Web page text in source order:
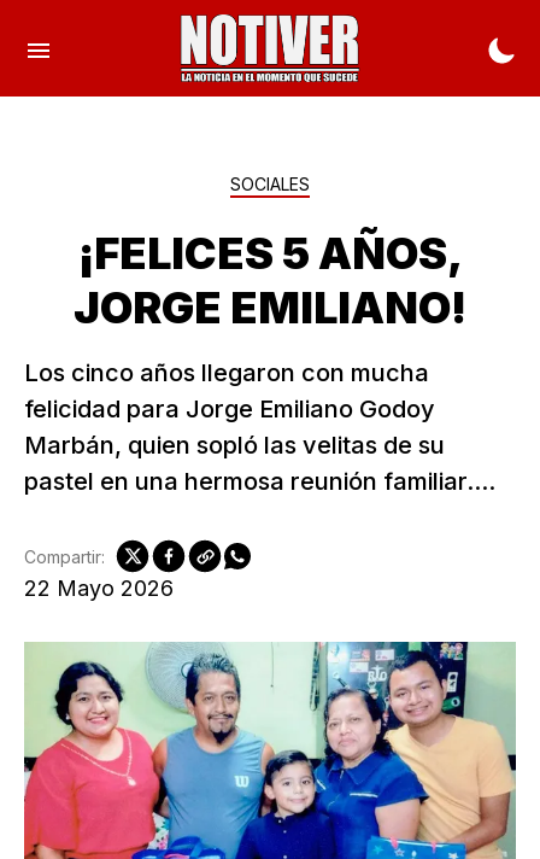
SOCIALES
¡FELICES 5 AÑOS,
JORGE EMILIANO!
Los cinco años llegaron con mucha
felicidad para Jorge Emiliano Godoy
Marbán, quien sopló las velitas de su
pastel en una hermosa reunión familiar....
22 Mayo 2026
Compartir: